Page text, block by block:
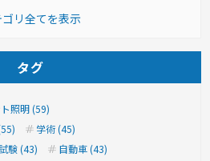
ゴリ全てを表示
タグ
照明 (59)
学術 (45)
験 (43)
自動車 (43)